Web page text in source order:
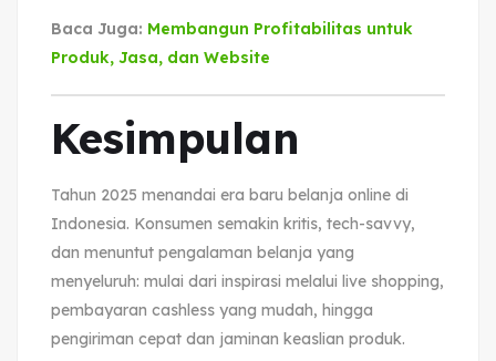
Baca Juga: Membangun Profitabilitas untuk
Produk, Jasa, dan Website
Kesimpulan
Tahun 2025 menandai era baru belanja online di
Indonesia. Konsumen semakin kritis, tech-savvy,
dan menuntut pengalaman belanja yang
menyeluruh: mulai dari inspirasi melalui live shopping,
pembayaran cashless yang mudah, hingga
pengiriman cepat dan jaminan keaslian produk.